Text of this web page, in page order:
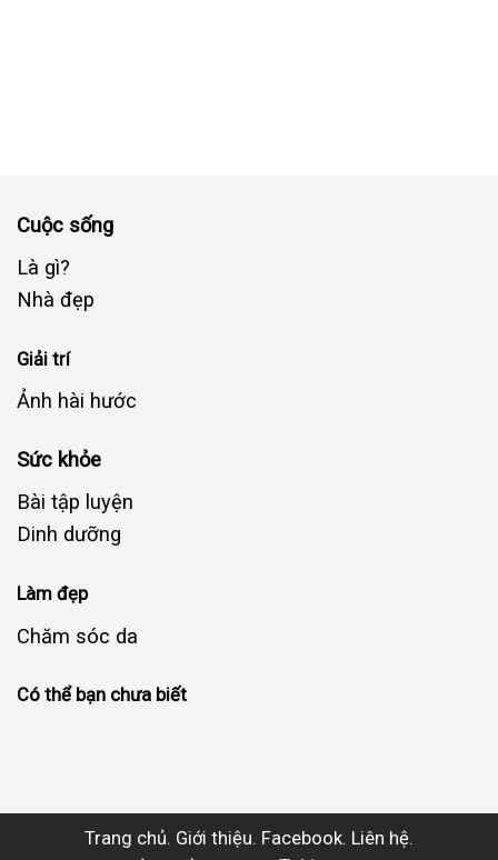
Cuộc sống
Là gì?
Nhà đẹp
Giải trí
Ảnh hài hước
Sức khỏe
Bài tập luyện
Dinh dưỡng
Làm đẹp
Chăm sóc da
Có thể bạn chưa biết
Trang chủ. Giới thiệu. Facebook. Liên hệ.